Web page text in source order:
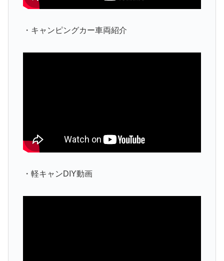
・キャンピングカー車両紹介
・軽キャンDIY動画